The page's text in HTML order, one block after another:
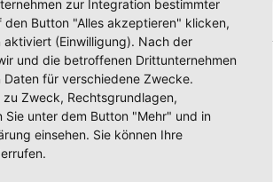
e
n
e
o
r
t
n
i
f
f
e
t
r
a
g
zur Integration bestimmter
den Button "Alles akzeptieren" klicken,
(Einwilligung). Nach der
und die betroffenen Drittunternehmen
für verschiedene Zwecke.
Zweck, Rechtsgrundlagen,
Sie unter dem Button "Mehr" und in
einsehen. Sie können Ihre